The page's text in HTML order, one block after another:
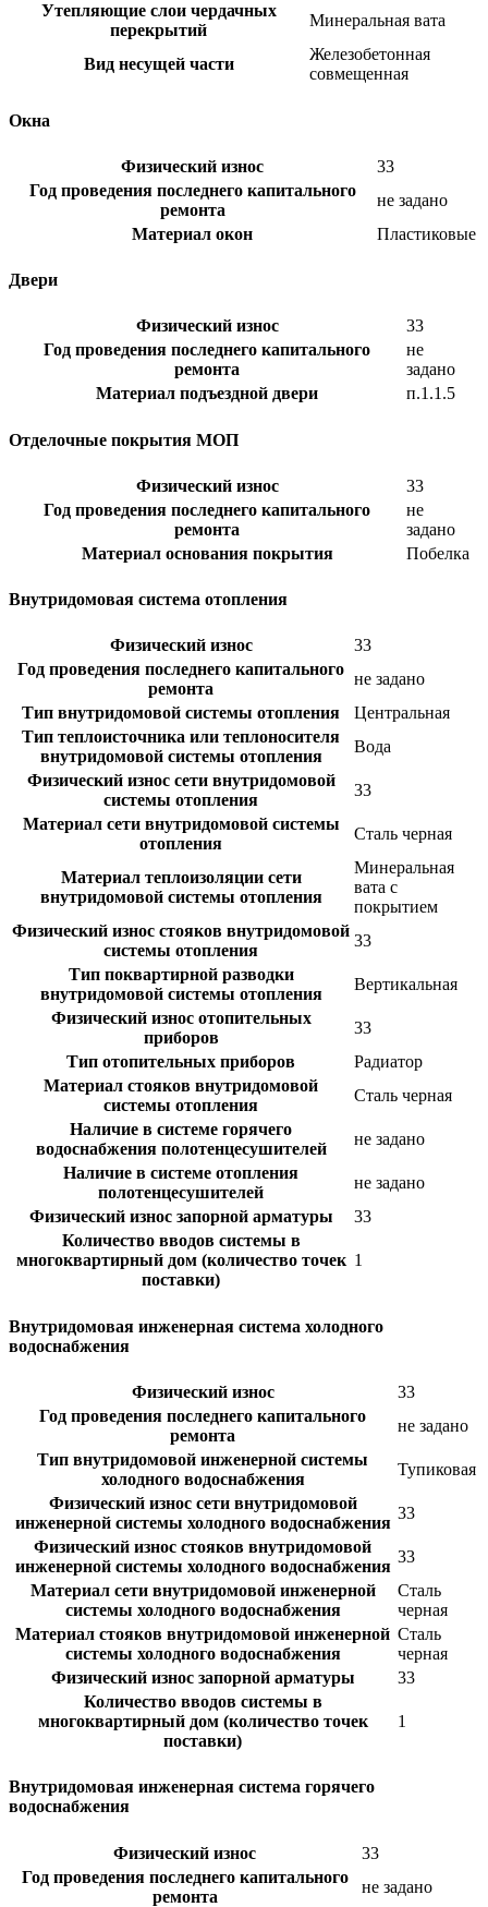
Утепляющие слои чердачных
перекрытий
Минеральная вата
Вид несущей части
Железобетонная
совмещенная
Окна
Физический износ
33
Год проведения последнего капитального
ремонта
не задано
Материал окон
Пластиковые
Двери
Физический износ
33
Год проведения последнего капитального
ремонта
не
задано
Материал подъездной двери
п.1.1.5
Отделочные покрытия МОП
Физический износ
33
Год проведения последнего капитального
ремонта
не
задано
Материал основания покрытия
Побелка
Внутридомовая система отопления
Физический износ
33
Год проведения последнего капитального
ремонта
не задано
Тип внутридомовой системы отопления
Центральная
Тип теплоисточника или теплоносителя
внутридомовой системы отопления
Вода
Физический износ сети внутридомовой
системы отопления
33
Материал сети внутридомовой системы
отопления
Сталь черная
Материал теплоизоляции сети
внутридомовой системы отопления
Минеральная
вата с
покрытием
Физический износ стояков внутридомовой
системы отопления
33
Тип поквартирной разводки
внутридомовой системы отопления
Вертикальная
Физический износ отопительных
приборов
33
Тип отопительных приборов
Радиатор
Материал стояков внутридомовой
системы отопления
Сталь черная
Наличие в системе горячего
водоснабжения полотенцесушителей
не задано
Наличие в системе отопления
полотенцесушителей
не задано
Физический износ запорной арматуры
33
Количество вводов системы в
многоквартирный дом (количество точек
поставки)
1
Внутридомовая инженерная система холодного
водоснабжения
Физический износ
33
Год проведения последнего капитального
ремонта
не задано
Тип внутридомовой инженерной системы
холодного водоснабжения
Тупиковая
Физический износ сети внутридомовой
инженерной системы холодного водоснабжения
33
Физический износ стояков внутридомовой
инженерной системы холодного водоснабжения
33
Материал сети внутридомовой инженерной
системы холодного водоснабжения
Сталь
черная
Материал стояков внутридомовой инженерной
системы холодного водоснабжения
Сталь
черная
Физический износ запорной арматуры
33
Количество вводов системы в
многоквартирный дом (количество точек
поставки)
1
Внутридомовая инженерная система горячего
водоснабжения
Физический износ
33
Год проведения последнего капитального
ремонта
не задано